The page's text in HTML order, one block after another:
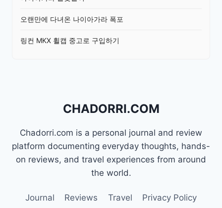
오랜만에 다녀온 나이아가라 폭포
링컨 MKX 휠캡 중고로 구입하기
CHADORRI.COM
Chadorri.com is a personal journal and review
platform documenting everyday thoughts, hands-
on reviews, and travel experiences from around
the world.
Journal Reviews Travel Privacy Policy